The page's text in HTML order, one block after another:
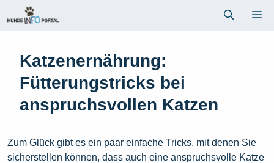
Inhalt
Katzenernährung:
Fütterungstricks bei
anspruchsvollen Katzen
Zum Glück gibt es ein paar einfache Tricks, mit denen Sie
sicherstellen können, dass auch eine anspruchsvolle Katze